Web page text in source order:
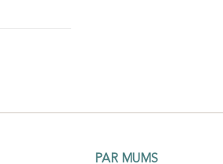
PAR MUMS